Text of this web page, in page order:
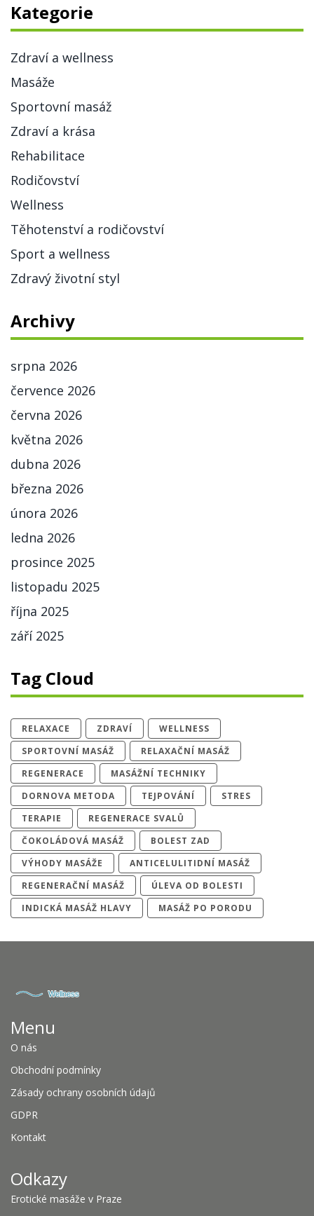
Kategorie
Zdraví a wellness
Masáže
Sportovní masáž
Zdraví a krása
Rehabilitace
Rodičovství
Wellness
Těhotenství a rodičovství
Sport a wellness
Zdravý životní styl
Archivy
srpna 2026
července 2026
června 2026
května 2026
dubna 2026
března 2026
února 2026
ledna 2026
prosince 2025
listopadu 2025
října 2025
září 2025
Tag Cloud
RELAXACE ZDRAVÍ
WELLNESS
SPORTOVNÍ MASÁŽ
RELAXAČNÍ MASÁŽ
REGENERACE
MASÁŽNÍ TECHNIKY
DORNOVA METODA
TEJPOVÁNÍ
STRES
TERAPIE
REGENERACE SVALŮ
ČOKOLÁDOVÁ MASÁŽ
BOLEST ZAD
VÝHODY MASÁŽE
ANTICELULITIDNÍ MASÁŽ
REGENERAČNÍ MASÁŽ
ÚLEVA OD BOLESTI
INDICKÁ MASÁŽ HLAVY
MASÁŽ PO PORODU
Menu
O nás
Obchodní podmínky
Zásady ochrany osobních údajů
GDPR
Kontakt
Odkazy
Erotické masáže v Praze